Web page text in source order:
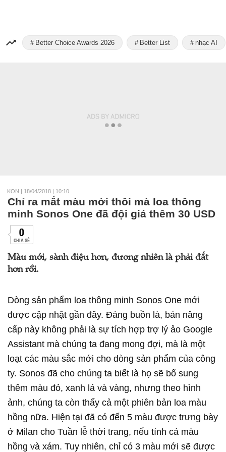
Better Choice Awards 2026 Better List nhạc AI
KON | 18/04/2018 | 10:10
Chỉ ra mắt màu mới thôi mà loa thông
minh Sonos One đã đội giá thêm 30 USD
0
CHIA SẺ
Màu mới, sành điệu hơn, đương nhiên là phải đắt
hơn rồi.
Dòng sản phẩm loa thông minh Sonos One mới
được cập nhật gần đây. Đáng buồn là, bản nâng
cấp này không phải là sự tích hợp trợ lý ảo Google
Assistant mà chúng ta đang mong đợi, mà là một
loạt các màu sắc mới cho dòng sản phẩm của công
ty. Sonos đã cho chúng ta biết là họ sẽ bổ sung
thêm màu đỏ, xanh lá và vàng, nhưng theo hình
ảnh, chúng ta còn thấy cả một phiên bản loa màu
hồng nữa. Hiện tại đã có đến 5 màu được trưng bày
ở Milan cho Tuần lễ thời trang, nếu tính cả màu
hồng và xám. Tuy nhiên, chỉ có 3 màu mới sẽ được